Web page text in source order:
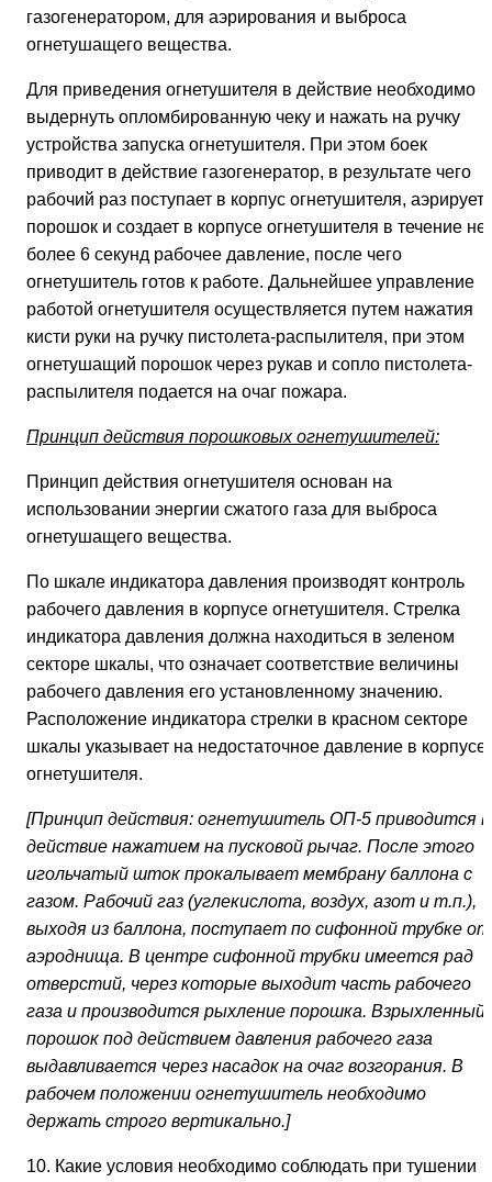
газогенератором, для аэрирования и выброса
огнетушащего вещества.
Для приведения огнетушителя в действие необходимо
выдернуть опломбированную чеку и нажать на ручку
устройства запуска огнетушителя. При этом боек
приводит в действие газогенератор, в результате чего
рабочий раз поступает в корпус огнетушителя, аэрирует
порошок и создает в корпусе огнетушителя в течение не
более 6 секунд рабочее давление, после чего
огнетушитель готов к работе. Дальнейшее управление
работой огнетушителя осуществляется путем нажатия
кисти руки на ручку пистолета-распылителя, при этом
огнетушащий порошок через рукав и сопло пистолета-
распылителя подается на очаг пожара.
Принцип действия порошковых огнетушителей:
Принцип действия огнетушителя основан на
использовании энергии сжатого газа для выброса
огнетушащего вещества.
По шкале индикатора давления производят контроль
рабочего давления в корпусе огнетушителя. Стрелка
индикатора давления должна находиться в зеленом
секторе шкалы, что означает соответствие величины
рабочего давления его установленному значению.
Расположение индикатора стрелки в красном секторе
шкалы указывает на недостаточное давление в корпусе
огнетушителя.
[Принцип действия: огнетушитель ОП-5 приводится в
действие нажатием на пусковой рычаг. После этого
игольчатый шток прокалывает мембрану баллона с
газом. Рабочий газ (углекислота, воздух, азот и т.п.),
выходя из баллона, поступает по сифонной трубке от
аэроднища. В центре сифонной трубки имеется рад
отверстий, через которые выходит часть рабочего
газа и производится рыхление порошка. Взрыхленный
порошок под действием давления рабочего газа
выдавливается через насадок на очаг возгорания. В
рабочем положении огнетушитель необходимо
держать строго вертикально.]
10. Какие условия необходимо соблюдать при тушении